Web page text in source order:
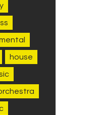
house